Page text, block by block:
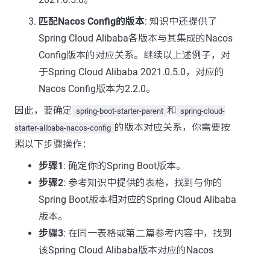
匹配Nacos Config的版本: 知识中还提供了
Spring Cloud Alibaba各版本与其集成的Nacos
Config版本的对应关系。继续以上述例子，对
于Spring Cloud Alibaba 2021.0.5.0，对应的
Nacos Config版本为2.2.0。
因此，要确定 spring-boot-starter-parent 和 spring-cloud-
starter-alibaba-nacos-config 的版本对应关系，你需要按
照以下步骤操作：
步骤1: 确定你的Spring Boot版本。
步骤2: 参考知识中提供的表格，找到与你的
Spring Boot版本相对应的Spring Cloud Alibaba
版本。
步骤3: 在同一表格或第二篇参考内容中，找到
该Spring Cloud Alibaba版本对应的Nacos